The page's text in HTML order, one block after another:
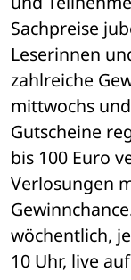
Sachpreise
Leserinnen
zahlreiche
mittwochs
Gutscheine
bis 100 Euro
Verlosungen
wöchentlich,
10 Uhr, live auf